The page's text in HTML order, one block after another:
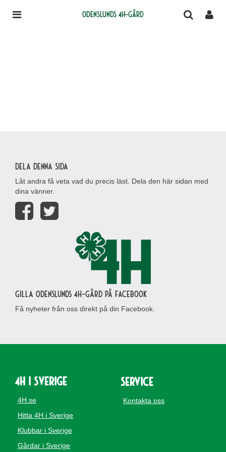
Odenslunds 4H-gård
Dela denna sida
Låt andra få veta vad du precis läst. Dela den här sidan med
dina vänner.
Gilla Odenslunds 4H-gård på Facebook
Få nyheter från oss direkt på din Facebook.
4H i Sverige
4H.se
Hitta 4H i Sverige
Klubbar i Sverige
Gårdar i Sverige
Service
Kontakta oss